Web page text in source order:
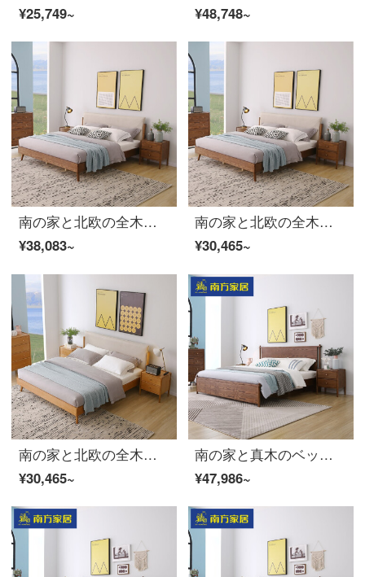
¥25,749~
¥48,748~
南の家と北欧の全木ベッドのダブルベッド1.8メートルベッドの主なベッドの結婚式ベッドのホワイトワックスの家具は簡単で約1.5メートルの軟らかいベッドの2つです。
¥38,083~
南の家と北欧の全木ベッドのダブルベッド1.8メートルベッドの主なベッドの結婚式ベッドのホワイトワックスの家具は簡単で約1.5 mの軟包装ベッド2〓〓〓実木ベッド（胡桃の木の色/布芸の柔らかいのは頼ります）の1500 mm*2000 mmフレームの構造です。
¥30,465~
南の家と北欧の全木ベッドのダブルベッド1.8メートルベッドの主なベッドの結婚式ベッドの白いワックスの家具は簡単に1.5メートルの軟包ベッド1〓〓実木ベッド（浅い木目の色/布芸の柔らかいのが頼ります）の1500 m m*2000 mmフレームの構造を包みます
¥30,465~
南の家と真木のベッド北欧の白蝋の木のダブルベッドは現代簡単に寝室1.8メートルの大ベッドの主な寝室の結婚ベッド2〓〓〓の実の木のベッド+マットレス*1+4 Sの雲のパッドの豪華版の1500 mm*2000 mmフレームの構造を予約します。
¥47,986~